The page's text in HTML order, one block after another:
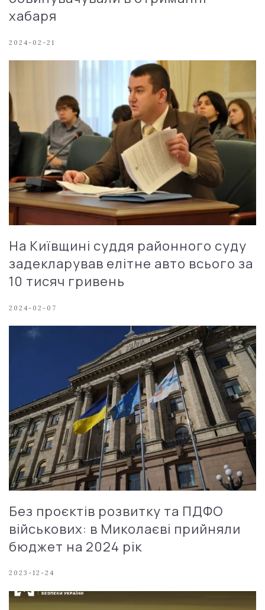
хабаря
2024-02-21
На Київщині суддя районного суду
задекларував елітне авто всього за
10 тисяч гривень
2024-02-07
Без проєктів розвитку та ПДФО
військових: в Миколаєві прийняли
бюджет на 2024 рік
2023-12-24